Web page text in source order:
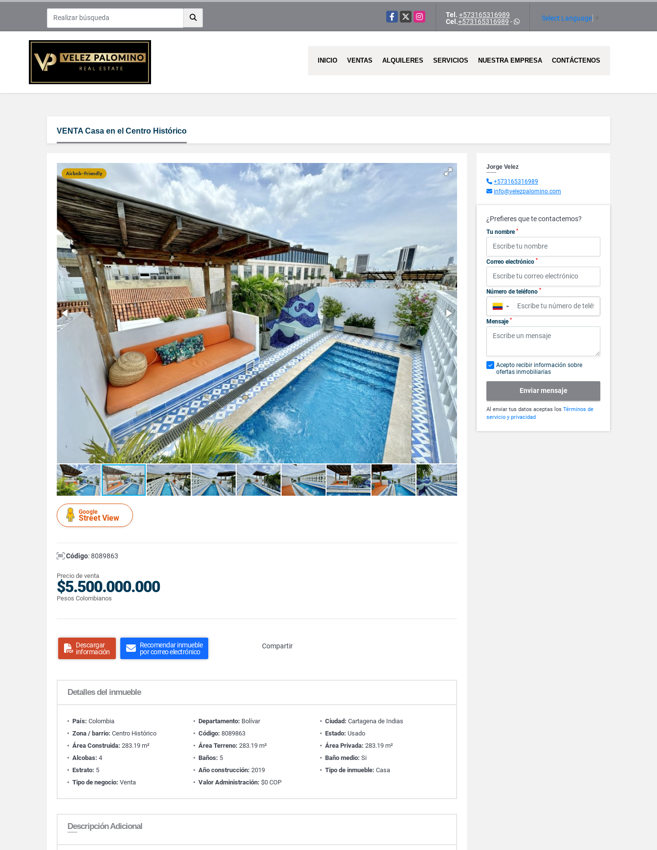
Facebook
X Instagram Tel. +573165316989
Cel.+573165316989 - Select Language
INICIO VENTAS ALQUILERES SERVICIOS NUESTRA EMPRESA CONTÁCTENOS
VENTA Casa en el Centro Histórico
Airbnb-Friendly
Google
Street View
Código: 8089863
Precio de venta
$5.500.000.000
Pesos Colombianos
Descargar
información
Recomendar inmueble
por correo electrónico
Compartir
Detalles del inmueble
País: Colombia Departamento: Bolívar Ciudad: Cartagena de Indias
Zona / barrio: Centro Histórico Código: 8089863 Estado: Usado
Área Construida: 283.19 m² Área Terreno: 283.19 m² Área Privada: 283.19 m²
Alcobas: 4 Baños: 5 Baño medio: Si
Estrato: 5 Año construcción: 2019 Tipo de inmueble: Casa
Tipo de negocio: Venta Valor Administración: $0 COP
Descripción Adicional
Jorge Velez
+573165316989
info@velezpalomino.com
¿Prefieres que te contactemos?
Tu nombre *
Correo electrónico *
Número de teléfono *
▼
Mensaje *
Acepto recibir información sobre
ofertas inmobiliarias
Enviar mensaje
Al enviar tus datos aceptas los Términos de
servicio y privacidad